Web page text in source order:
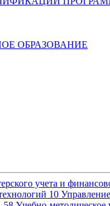
ОБРАЗОВАНИЕ
учета и
10